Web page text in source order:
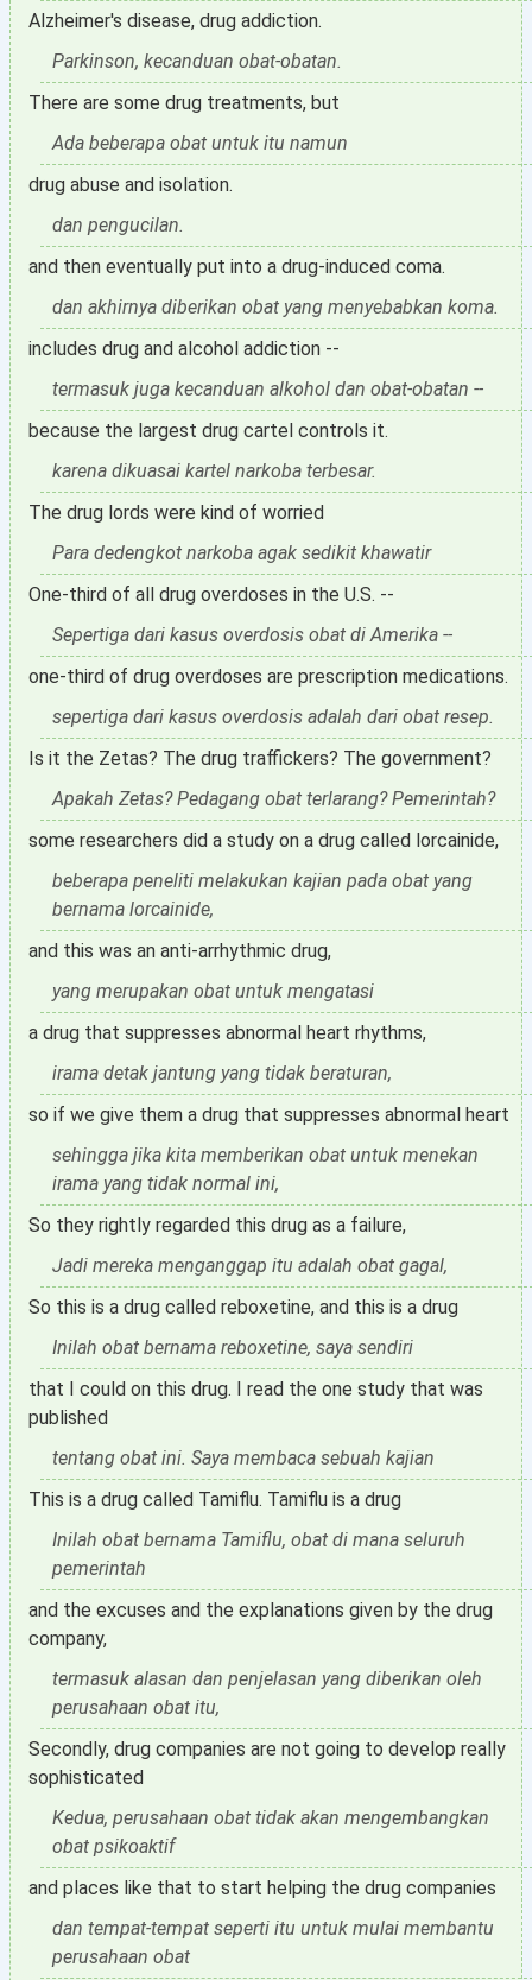
Alzheimer's disease, drug addiction.
Parkinson, kecanduan obat-obatan.
There are some drug treatments, but
Ada beberapa obat untuk itu namun
drug abuse and isolation.
dan pengucilan.
and then eventually put into a drug-induced coma.
dan akhirnya diberikan obat yang menyebabkan koma.
includes drug and alcohol addiction --
termasuk juga kecanduan alkohol dan obat-obatan --
because the largest drug cartel controls it.
karena dikuasai kartel narkoba terbesar.
The drug lords were kind of worried
Para dedengkot narkoba agak sedikit khawatir
One-third of all drug overdoses in the U.S. --
Sepertiga dari kasus overdosis obat di Amerika --
one-third of drug overdoses are prescription medications.
sepertiga dari kasus overdosis adalah dari obat resep.
Is it the Zetas? The drug traffickers? The government?
Apakah Zetas? Pedagang obat terlarang? Pemerintah?
some researchers did a study on a drug called lorcainide,
beberapa peneliti melakukan kajian pada obat yang
bernama lorcainide,
and this was an anti-arrhythmic drug,
yang merupakan obat untuk mengatasi
a drug that suppresses abnormal heart rhythms,
irama detak jantung yang tidak beraturan,
so if we give them a drug that suppresses abnormal heart
sehingga jika kita memberikan obat untuk menekan
irama yang tidak normal ini,
So they rightly regarded this drug as a failure,
Jadi mereka menganggap itu adalah obat gagal,
So this is a drug called reboxetine, and this is a drug
Inilah obat bernama reboxetine, saya sendiri
that I could on this drug. I read the one study that was
published
tentang obat ini. Saya membaca sebuah kajian
This is a drug called Tamiflu. Tamiflu is a drug
Inilah obat bernama Tamiflu, obat di mana seluruh
pemerintah
and the excuses and the explanations given by the drug
company,
termasuk alasan dan penjelasan yang diberikan oleh
perusahaan obat itu,
Secondly, drug companies are not going to develop really
sophisticated
Kedua, perusahaan obat tidak akan mengembangkan
obat psikoaktif
and places like that to start helping the drug companies
dan tempat-tempat seperti itu untuk mulai membantu
perusahaan obat